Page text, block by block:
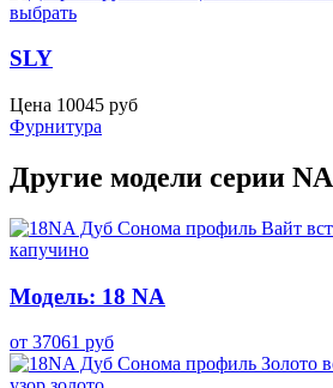
выбрать
SLY
Цена 10045 руб
Фурнитура
Другие модели серии NA
Модель: 18 NA
от 37061 руб